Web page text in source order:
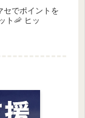
セでポイントを
ト🦐 ヒッ